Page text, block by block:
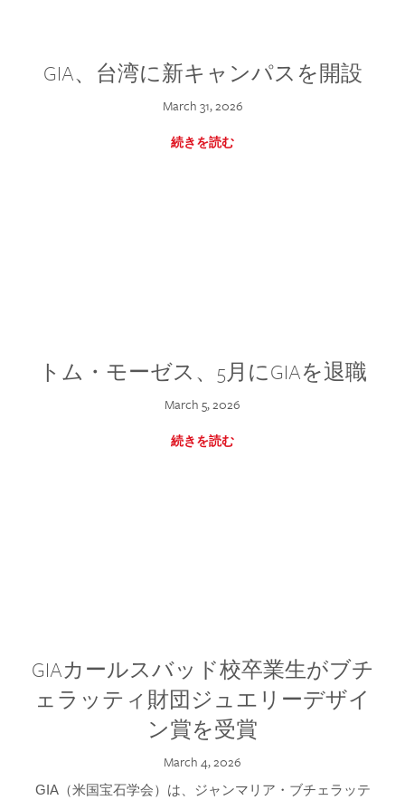
GIA、台湾に新キャンパスを開設
March 31, 2026
続きを読む
トム・モーゼス、5月にGIAを退職
March 5, 2026
続きを読む
GIAカールスバッド校卒業生がブチ
ェラッティ財団ジュエリーデザイ
ン賞を受賞
March 4, 2026
GIA（米国宝石学会）は、ジャンマリア・ブチェラッテ